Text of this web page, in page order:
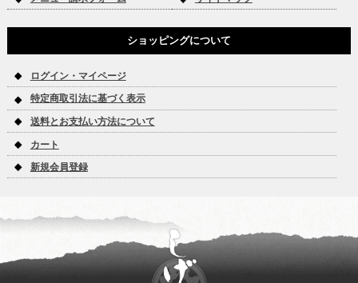
ショッピングについて
ログイン・マイページ
特定商取引法に基づく表示
送料とお支払い方法について
カート
新規会員登録